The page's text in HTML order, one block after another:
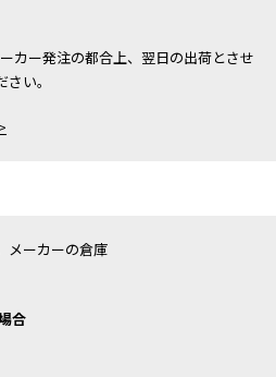
カー発注の都合上、翌日の出荷とさせ
い。
メーカーの倉庫
合